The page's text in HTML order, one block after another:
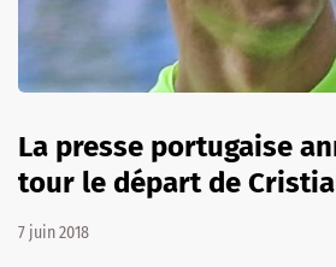
La presse portugaise
tour le départ de
7 juin 2018